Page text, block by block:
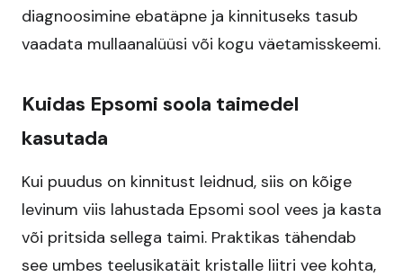
diagnoosimine ebatäpne ja kinnituseks tasub
vaadata mullaanalüüsi või kogu väetamisskeemi.
Kuidas Epsomi soola taimedel
kasutada
Kui puudus on kinnitust leidnud, siis on kõige
levinum viis lahustada Epsomi sool vees ja kasta
või pritsida sellega taimi. Praktikas tähendab
see umbes teelusikatäit kristalle liitri vee kohta,